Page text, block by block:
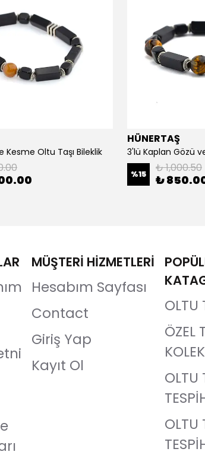
Kesme Oltu Taşı Bileklik
HÜNERTAŞ
3'lü Kaplan Gözü
%15 ₺ 1,000.50
₺
MÜŞTERİ HİZMETLERİ
Hesabım Sayfası
Contact
Giriş Yap
Kayıt Ol
OLTU
ÖZEL
OLTU
OLTU